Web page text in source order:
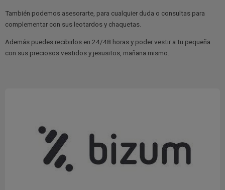
También podemos asesorarte, para cualquier duda o consultas para
complementar con sus leotardos y chaquetas.
Además puedes recibirlos en 24/48 horas y poder vestir a tu pequeña
con sus preciosos vestidos y jesusitos, mañana mismo.